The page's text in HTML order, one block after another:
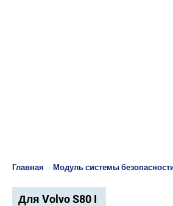
Главная › Модуль системы
Для Volvo S80 I